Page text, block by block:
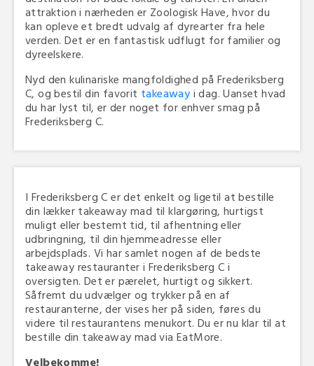
attraktion i nærheden er Zoologisk Have, hvor du
kan opleve et bredt udvalg af dyrearter fra hele
verden. Det er en fantastisk udflugt for familier og
dyreelskere.
Nyd den kulinariske mangfoldighed på Frederiksberg
C, og bestil din favorit takeaway i dag. Uanset hvad
du har lyst til, er der noget for enhver smag på
Frederiksberg C.
I Frederiksberg C er det enkelt og ligetil at bestille
din lækker takeaway mad til klargøring, hurtigst
muligt eller bestemt tid, til afhentning eller
udbringning, til din hjemmeadresse eller
arbejdsplads. Vi har samlet nogen af de bedste
takeaway restauranter i Frederiksberg C i
oversigten. Det er pærelet, hurtigt og sikkert.
Såfremt du udvælger og trykker på en af
restauranterne, der vises her på siden, føres du
videre til restaurantens menukort. Du er nu klar til at
bestille din takeaway mad via EatMore.
Velbekomme!